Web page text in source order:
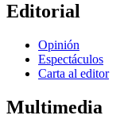
Editorial
Opinión
Espectáculos
Carta al editor
Multimedia